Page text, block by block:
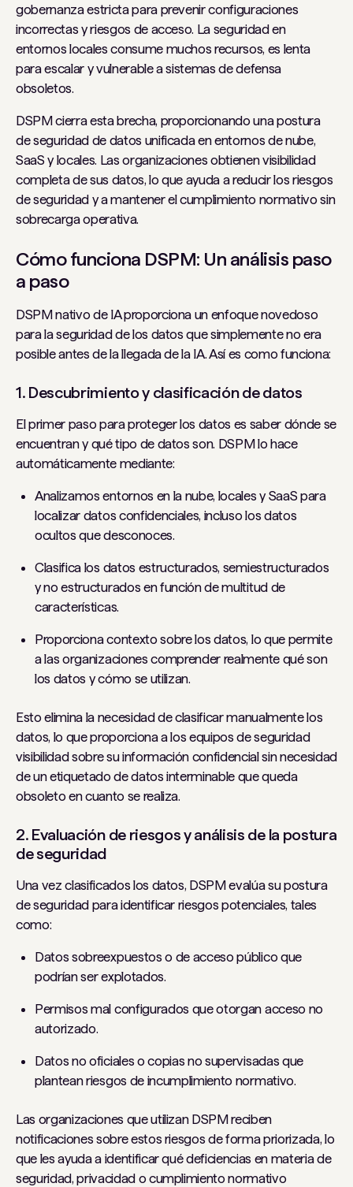
gobernanza estricta para prevenir configuraciones
incorrectas y riesgos de acceso. La seguridad en
entornos locales consume muchos recursos, es lenta
para escalar y vulnerable a sistemas de defensa
obsoletos.
DSPM cierra esta brecha, proporcionando una postura
de seguridad de datos unificada en entornos de nube,
SaaS y locales. Las organizaciones obtienen visibilidad
completa de sus datos, lo que ayuda a reducir los riesgos
de seguridad y a mantener el cumplimiento normativo sin
sobrecarga operativa.
Cómo funciona DSPM: Un análisis paso
a paso
DSPM nativo de IA proporciona un enfoque novedoso
para la seguridad de los datos que simplemente no era
posible antes de la llegada de la IA. Así es como funciona:
1. Descubrimiento y clasificación de datos
El primer paso para proteger los datos es saber dónde se
encuentran y qué tipo de datos son. DSPM lo hace
automáticamente mediante:
Analizamos entornos en la nube, locales y SaaS para
localizar datos confidenciales, incluso los datos
ocultos que desconoces.
Clasifica los datos estructurados, semiestructurados
y no estructurados en función de multitud de
características.
Proporciona contexto sobre los datos, lo que permite
a las organizaciones comprender realmente qué son
los datos y cómo se utilizan.
Esto elimina la necesidad de clasificar manualmente los
datos, lo que proporciona a los equipos de seguridad
visibilidad sobre su información confidencial sin necesidad
de un etiquetado de datos interminable que queda
obsoleto en cuanto se realiza.
2. Evaluación de riesgos y análisis de la postura
de seguridad
Una vez clasificados los datos, DSPM evalúa su postura
de seguridad para identificar riesgos potenciales, tales
como:
Datos sobreexpuestos o de acceso público que
podrían ser explotados.
Permisos mal configurados que otorgan acceso no
autorizado.
Datos no oficiales o copias no supervisadas que
plantean riesgos de incumplimiento normativo.
Las organizaciones que utilizan DSPM reciben
notificaciones sobre estos riesgos de forma priorizada, lo
que les ayuda a identificar qué deficiencias en materia de
seguridad, privacidad o cumplimiento normativo